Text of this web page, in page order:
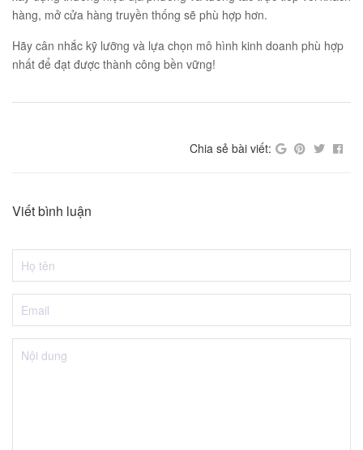
hàng, mở cửa hàng truyền thống sẽ phù hợp hơn.
Hãy cân nhắc kỹ lưỡng và lựa chọn mô hình kinh doanh phù hợp
nhất để đạt được thành công bền vững!
Chia sẻ bài viết:
Viết bình luận